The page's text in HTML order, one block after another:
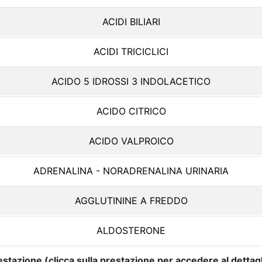
ACIDI BILIARI
ACIDI TRICICLICI
ACIDO 5 IDROSSI 3 INDOLACETICO
ACIDO CITRICO
ACIDO VALPROICO
ADRENALINA - NORADRENALINA URINARIA
AGGLUTININE A FREDDO
ALDOSTERONE